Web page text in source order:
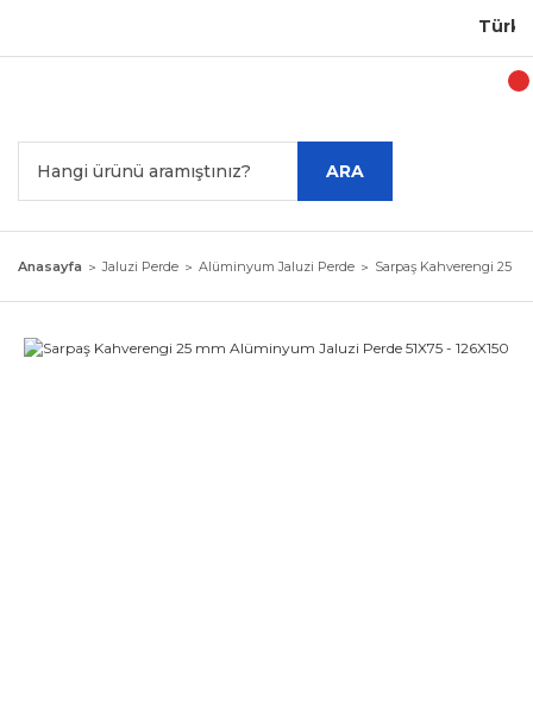
ARA
Anasayfa Jaluzi Perde Alüminyum Jaluzi Perde Sarpaş Kahverengi 25